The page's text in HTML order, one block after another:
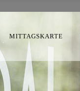
MITTAGSKARTE